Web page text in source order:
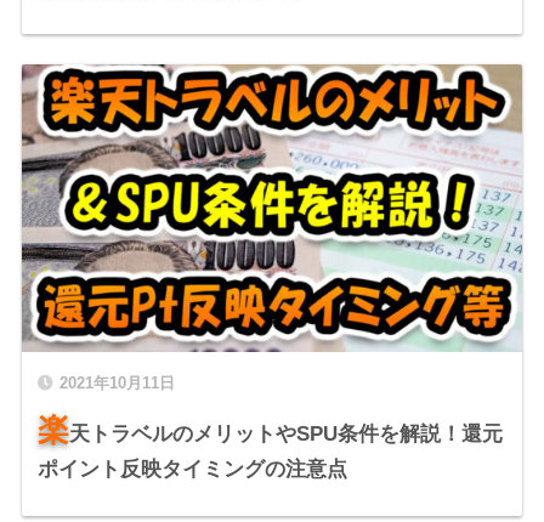
2021年10月11日
楽天トラベルのメリットやSPU条件を解説！還元
ポイント反映タイミングの注意点